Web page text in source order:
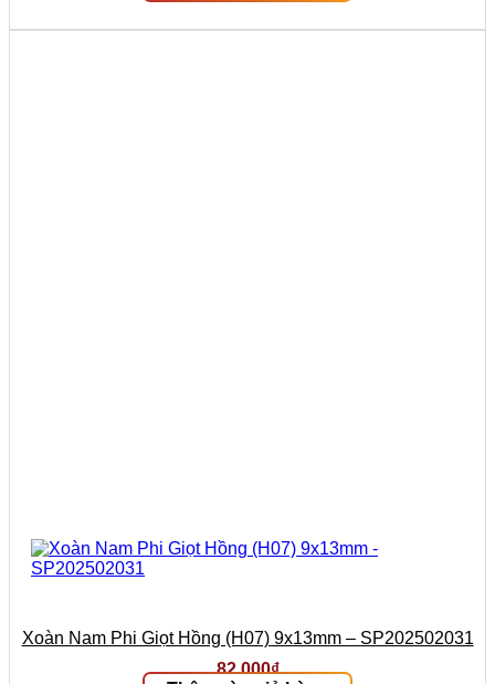
Xoàn Nam Phi Giọt Hồng (H07) 9x13mm – SP202502031
82.000₫